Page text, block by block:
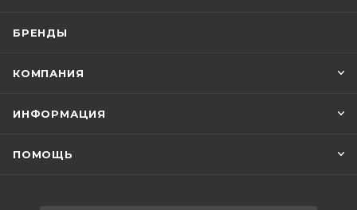
БРЕНДЫ
КОМПАНИЯ
ИНФОРМАЦИЯ
ПОМОЩЬ